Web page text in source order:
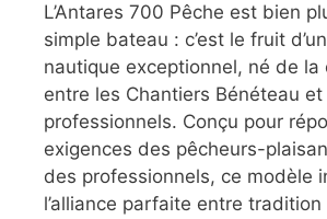
L’Antares 700 Pêche est bien
simple bateau : c’est le fruit
nautique exceptionnel, né de la
entre les Chantiers Bénéteau
professionnels. Conçu pour
exigences des pêcheurs-
des professionnels, ce modèle
l’alliance parfaite entre